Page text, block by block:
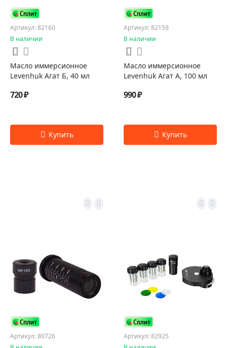
Артикул: 82160
В наличии
Масло иммерсионное
Levenhuk Агат Б, 40 мл
720 ₽
Артикул: 82159
В наличии
Масло иммерсионное
Levenhuk Агат А, 100 мл
990 ₽
Артикул: 80726
Артикул: 82925